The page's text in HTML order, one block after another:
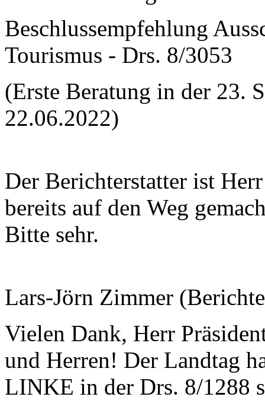
Beschlussempfehlung
Tourismus - Drs. 8/3053
(Erste Beratung in der 23.
22.06.2022)
Der Berichterstatter ist
bereits auf den Weg
Bitte sehr.
Lars-Jörn Zimmer
Vielen Dank, Herr
und Herren! Der Landtag
LINKE in der Drs. 8/1288